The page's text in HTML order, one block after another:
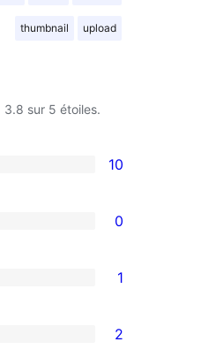
thumbnail upload
3.8 sur 5 étoiles.
10
0
1
2